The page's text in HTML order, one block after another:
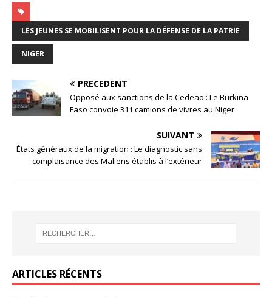
LES JEUNES SE MOBILISENT POUR LA DÉFENSE DE LA PATRIE
NIGER
PRÉCÉDENT
Opposé aux sanctions de la Cedeao : Le Burkina
Faso convoie 311 camions de vivres au Niger
SUIVANT
États généraux de la migration : Le diagnostic sans
complaisance des Maliens établis à l’extérieur
ARTICLES RÉCENTS